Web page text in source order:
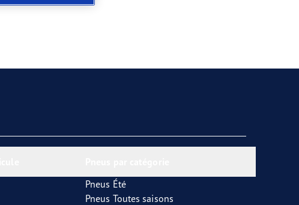
Pneus Été
Pneus Toutes saisons